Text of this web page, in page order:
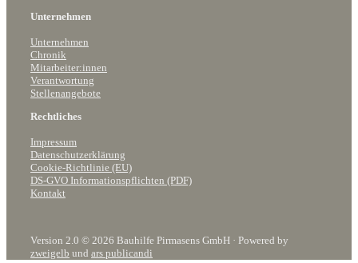
Unternehmen
Unternehmen
Chronik
Mitarbeiter:innen
Verantwortung
Stellenangebote
Rechtliches
Impressum
Datenschutzerklärung
Cookie-Richtlinie (EU)
DS-GVO Informationspflichten (PDF)
Kontakt
Version 2.0 © 2026 Bauhilfe Pirmasens GmbH · Powered by
zweigelb und ars publicandi